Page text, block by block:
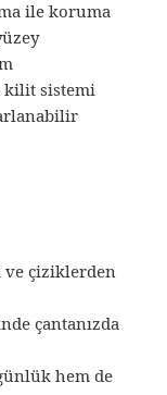
ile koruma
kilit sistemi
ve çiziklerden
çantanızda
hem de